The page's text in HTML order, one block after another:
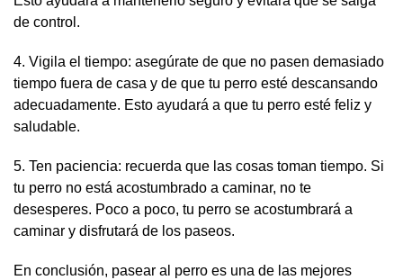
de control.
4. Vigila el tiempo: asegúrate de que no pasen demasiado
tiempo fuera de casa y de que tu perro esté descansando
adecuadamente. Esto ayudará a que tu perro esté feliz y
saludable.
5. Ten paciencia: recuerda que las cosas toman tiempo. Si
tu perro no está acostumbrado a caminar, no te
desesperes. Poco a poco, tu perro se acostumbrará a
caminar y disfrutará de los paseos.
En conclusión, pasear al perro es una de las mejores